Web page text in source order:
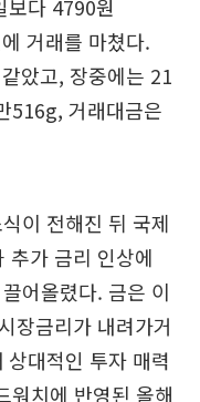
보다 4790원
거래를 마쳤다.
았고, 장중에는 21
516g, 거래대금은
이 전해진 뒤 국제
추가 금리 인상에
어올렸다. 금은 이
장금리가 내려가거
대적인 투자 매력
워치에 반영된 올해